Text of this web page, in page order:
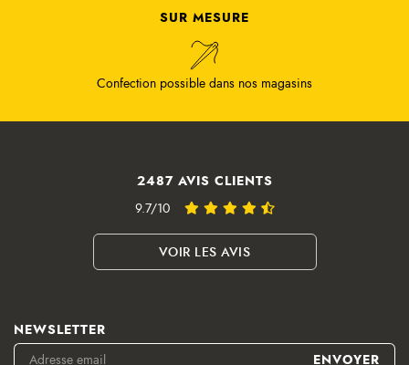
SUR MESURE
Confection possible dans nos magasins
2487 AVIS CLIENTS
9.7/10
VOIR LES AVIS
NEWSLETTER